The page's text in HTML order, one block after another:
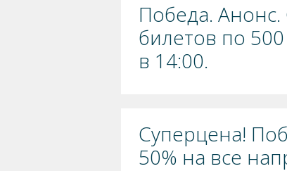
Победа.
билетов по
в 14:00.
Суперцена!
50% на все